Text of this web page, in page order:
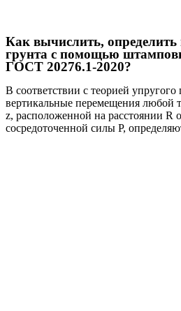
Как вычислить,
грунта с помощью
ГОСТ 20276.1-2020?
В соответствии с теорией упругого
вертикальные перемещения любой
z, расположенной на расстоянии R
сосредоточенной силы P,